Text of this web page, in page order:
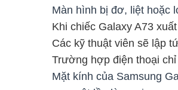
Màn hình bị đơ, liệt hoặc
Khi chiếc Galaxy A73
Các kỹ thuật viên sẽ lập
Trường hợp điện thoại
Mặt kính của Samsung